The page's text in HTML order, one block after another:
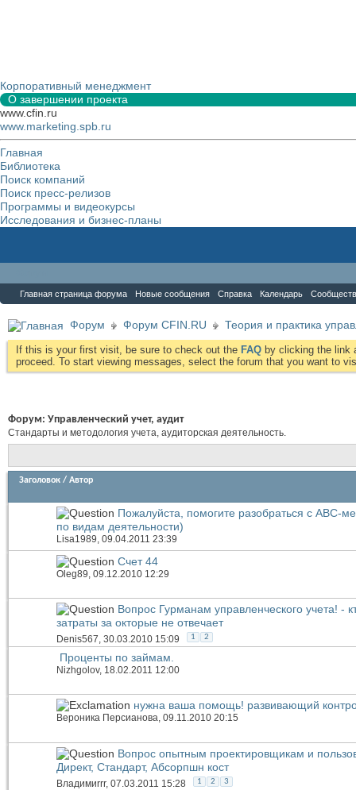
Корпоративный менеджмент
О завершении проекта
www.cfin.ru
www.marketing.spb.ru
Главная
Библиотека
Поиск компаний
Поиск пресс-релизов
Программы и видеокурсы
Исследования и бизнес-планы
Главная страница форума Новые сообщения Справка Календарь
Форум Форум CFIN.RU Теория и практика
If this is your first visit, be sure to check out the FAQ by clicking the link
proceed. To start viewing messages, select the forum that you want to
Форум: Управленческий учет, аудит
Стандарты и методология учета, аудиторская деятельность.
Заголовок / Автор
Пожалуйста, помогите разобраться с АВС-
по видам деятельности)
Lisa1989, 09.04.2011 23:39
Счет 44
Oleg89, 09.12.2010 12:29
Вопрос Гурманам управленческого учета! -
затраты за окторые не отвечает
Denis567, 30.03.2010 15:09 1 2
Проценты по займам.
Nizhgolov, 18.02.2011 12:00
нужна ваша помощь! развивающий
Вероника Персианова, 09.11.2010 20:15
Вопрос опытным проектировщикам и
Директ, Стандарт, Абсорпшн кост
Владимиrrr, 07.03.2011 15:28 1 2 3